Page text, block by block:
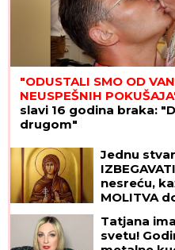
"ODUSTALI SMO OD
NEUSPEŠNIH
slavi 16 godina braka:
drugom"
Jednu
nesreću,
MOLITVA
blagoslov:
TRNOVA
Tatjana ima
svetu!